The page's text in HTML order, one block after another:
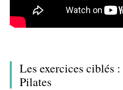
Les exercices ciblés
Pilates